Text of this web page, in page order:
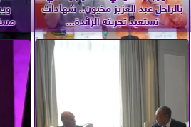
بالراحل عبد العزيز مخيون.. شهادات
تستعيد تجربته الرائدة...